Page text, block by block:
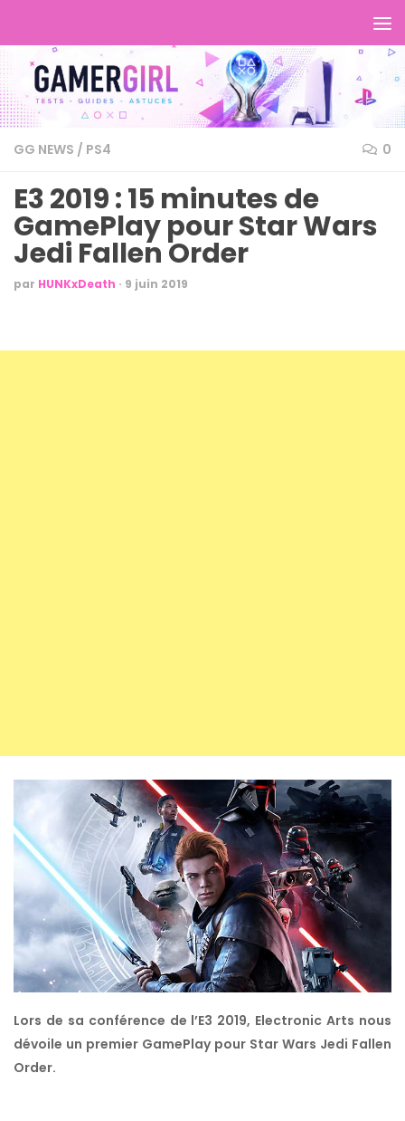
GG NEWS / PS4 0
E3 2019 : 15 minutes de
GamePlay pour Star Wars
Jedi Fallen Order
par HUNKxDeath · 9 juin 2019
Lors de sa conférence de l’E3 2019, Electronic Arts nous
dévoile un premier GamePlay pour Star Wars Jedi Fallen
Order.